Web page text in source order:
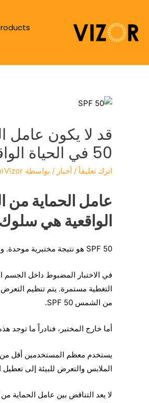
50 في الحياة الواقعية
اترك تعليقاً / أخبار / بواسطة
الواقعية هي
SPF 50 هو نتيجة مختبرية موحدة. وهي ليست ضمانًا للأداء في العالم الحقيقي في ظل عادات الاستخدام المتغيرة.
التغطية مستمرة. يتم تنظيم
من الشمس SPF 50.
أما خارج المختبر، فنادراً ما توجد
يستخدم معظم المستخدمين أقل من
الملابس والتعرض للبيئة إلى تعطيل